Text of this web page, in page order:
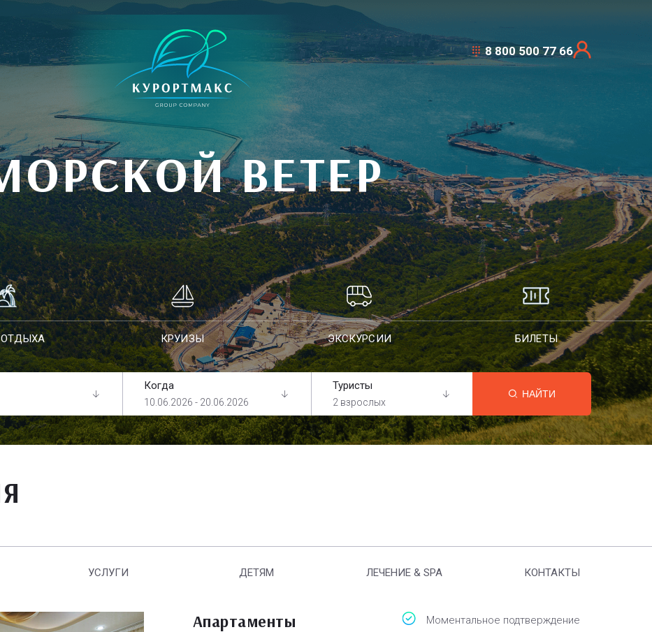
8 800 500 77 66
ВЕТЕР
КРУИЗЫ ЭКСКУРСИИ БИЛЕТЫ
Когда
10.06.2026 - 20.06.2026
Туристы
2 взрослых
НАЙТИ
УСЛУГИ ДЕТЯМ ЛЕЧЕНИЕ & SPA КОНТАКТЫ
Апартаменты Моментальное подтверждение